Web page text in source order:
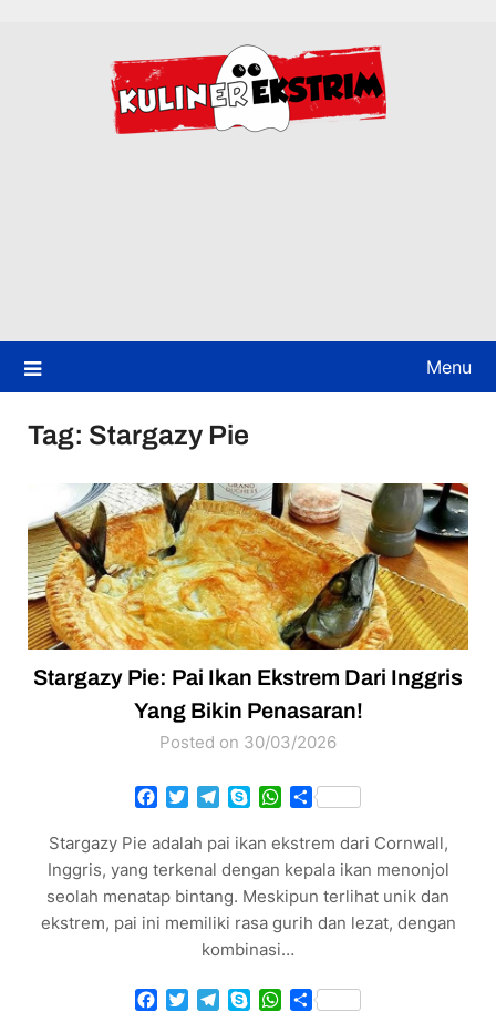
Menu
Tag: Stargazy Pie
Stargazy Pie: Pai Ikan Ekstrem Dari Inggris
Yang Bikin Penasaran!
Posted on 30/03/2026
Facebook
TwitterTelegram
SkypeWhatsApp
Share
Stargazy Pie adalah pai ikan ekstrem dari Cornwall,
Inggris, yang terkenal dengan kepala ikan menonjol
seolah menatap bintang. Meskipun terlihat unik dan
ekstrem, pai ini memiliki rasa gurih dan lezat, dengan
kombinasi…
Facebook
TwitterTelegram
SkypeWhatsApp
Share